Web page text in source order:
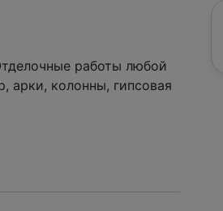
работы любой
арки, колонны, гипсовая